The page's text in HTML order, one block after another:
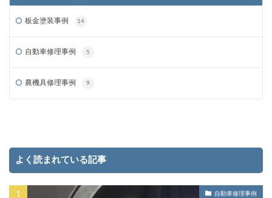
板金塗装事例 14
自動車修理事例 5
農機具修理事例 9
よく読まれている記事
自動車修理事例